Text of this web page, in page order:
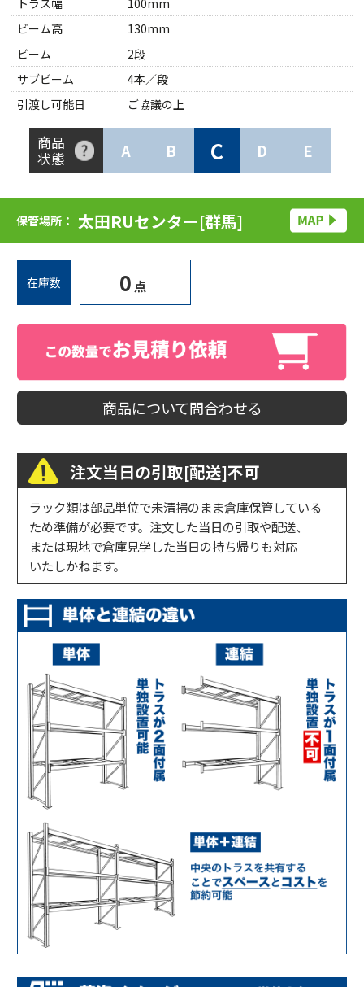
トラス幅
100mm
ビーム高
130mm
ビーム
2段
サブビーム
4本／段
引渡し可能日
ご協議の上
商品
状態
A B C D E
保管場所： 太田RUセンター[群馬]
在庫数 0 点
商品について問合わせる
注文当日の引取[配送]不可
ラック類は部品単位で未清掃のまま倉庫保管している
ため準備が必要です。注文した当日の引取や配送、
または現地で倉庫見学した当日の持ち帰りも対応
いたしかねます。